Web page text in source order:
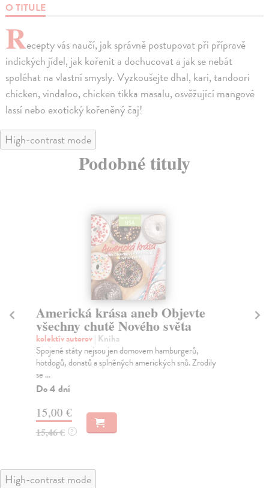
O TITULE
Recepty vás naučí, jak správně postupovat při přípravě
indických jídel, jak kořenit a dochucovat a jak se nebát
spoléhat na vlastní smysly. Vyzkoušejte dhal, kari, tandoori
chicken, vindaloo, chicken tikka masalu, osvěžující mangové
lassí nebo exotický kořeněný čaj!
High-contrast mode
Podobné tituly
Americká krása aneb Objevte
všechny chutě Nového světa
kolektív autorov| Kniha
Spojené státy nejsou jen domovem hamburgerů,
hotdogů, donatů a splněných amerických snů. Zrodily
se ...
Do 4 dní
15,00 €
15,46 € ?
High-contrast mode